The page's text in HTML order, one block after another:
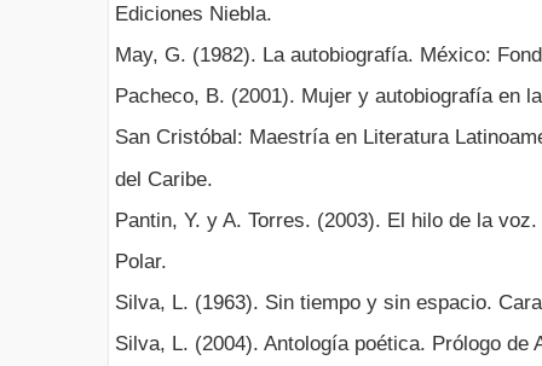
Ediciones Niebla.
May, G. (1982). La autobiografía. México:
Pacheco, B. (2001). Mujer y autobiografía en
San Cristóbal: Maestría en Literatura
del Caribe.
Pantin, Y. y A. Torres. (2003). El hilo de la
Polar.
Silva, L. (1963). Sin tiempo y sin espacio.
Silva, L. (2004). Antología poética. Prólogo de